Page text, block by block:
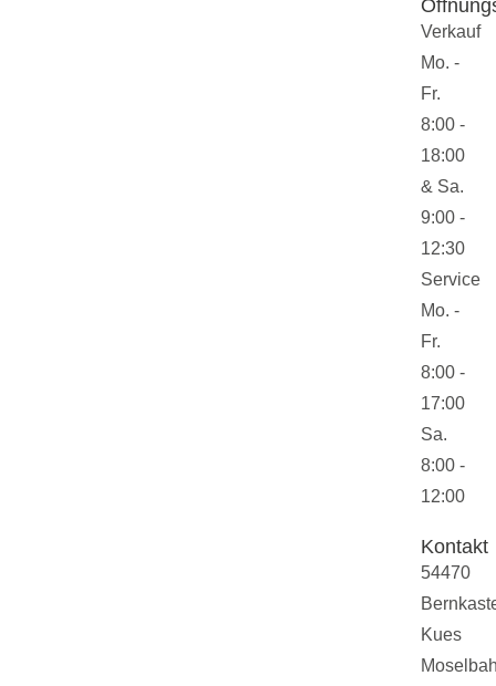
Verkauf
Mo. -
Fr.
8:00 -
18:00
& Sa.
9:00 -
12:30
Service
Mo. -
Fr.
8:00 -
17:00
Sa.
8:00 -
12:00
Kontakt
54470
Kues